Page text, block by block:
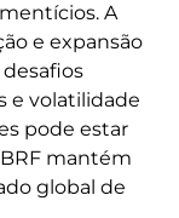
A
e expansão
e volatilidade
pode estar
BRF mantém
global de